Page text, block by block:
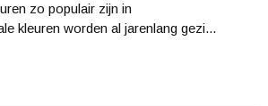
zo populair zijn in
kleuren worden al jarenlang gezi...